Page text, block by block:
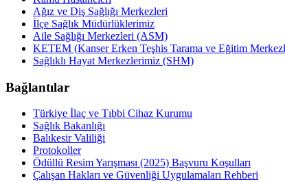
Ağız ve Diş Sağlığı Merkezleri
İlçe Sağlık Müdürlüklerimiz
Aile Sağlığı Merkezleri (ASM)
KETEM (Kanser Erken Teşhis Tarama ve Eğitim
Sağlıklı Hayat Merkezlerimiz (SHM)
Bağlantılar
Türkiye İlaç ve Tıbbi Cihaz Kurumu
Sağlık Bakanlığı
Balıkesir Valiliği
Protokoller
Ödüllü Resim Yarışması (2025) Başvuru Koşulları
Çalışan Hakları ve Güvenliği Uygulamaları Rehberi